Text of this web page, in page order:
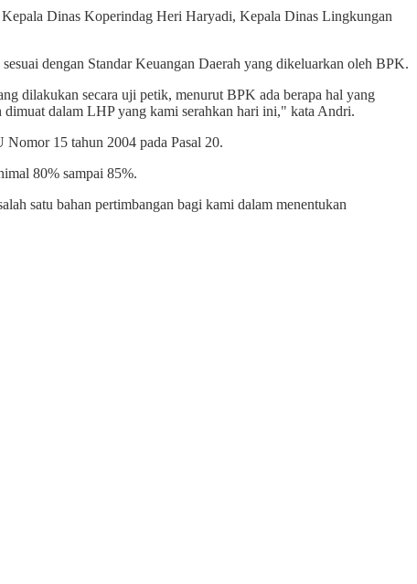
Dinas Koperindag Heri Haryadi, Kepala Dinas Lingkungan
dengan Standar Keuangan Daerah yang dikeluarkan oleh BPK.
dilakukan secara uji petik, menurut BPK ada berapa hal yang
dimuat dalam LHP yang kami serahkan hari ini," kata Andri.
15 tahun 2004 pada Pasal 20.
80% sampai 85%.
satu bahan pertimbangan bagi kami dalam menentukan